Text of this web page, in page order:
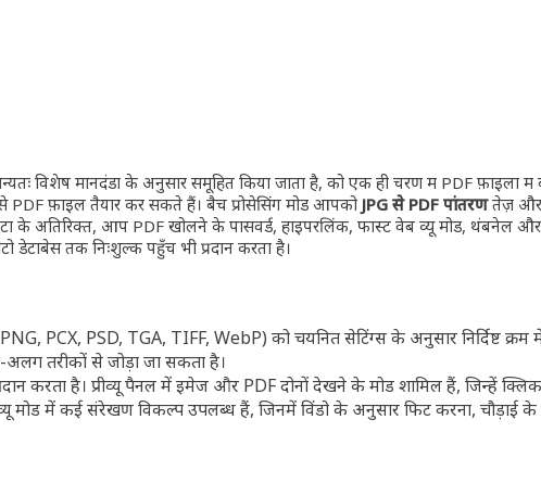
विशेष मानदंडों के अनुसार समूहित किया जाता है, को एक ही चरण में PDF
से PDF फ़ाइलें तैयार कर सकते हैं। बैच प्रोसेसिंग मोड आपको JPG से PDF रूपांतरणतेज़ और
के अतिरिक्त, आप PDF खोलने के पासवर्ड, हाइपरलिंक, फास्ट वेब व्यू मोड, थंबनेल और
डेटाबेस तक निःशुल्क पहुँच भी प्रदान करता है।
PCX, PSD, TGA, TIFF, WebP) को चयनित सेटिंग्स के अनुसार निर्दिष्ट
तरीकों से जोड़ा जा सकता है।
है। प्रीव्यू पैनल में इमेज और PDF दोनों देखने के मोड शामिल हैं, जिन्हें क्लिक,
मोड में कई संरेखण विकल्प उपलब्ध हैं, जिनमें विंडो के अनुसार फिट करना,